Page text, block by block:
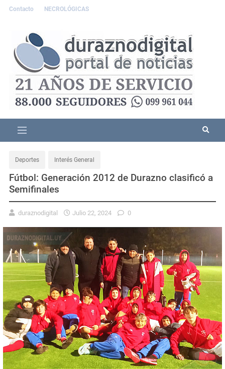
Contacto NECROLÓGICAS
Deportes Interés General
Fútbol: Generación 2012 de Durazno clasificó a
Semifinales
duraznodigital Julio 22, 2024 0